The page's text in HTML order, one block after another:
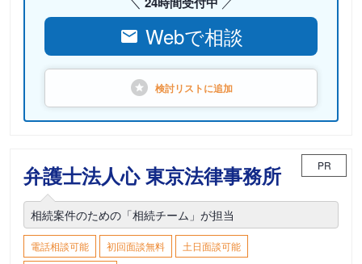
Webで相談
検討リストに追加
弁護士法人心 東京法律事務所 PR
相続案件のための「相続チーム」が担当
電話相談可能 初回面談無料
土日面談可能